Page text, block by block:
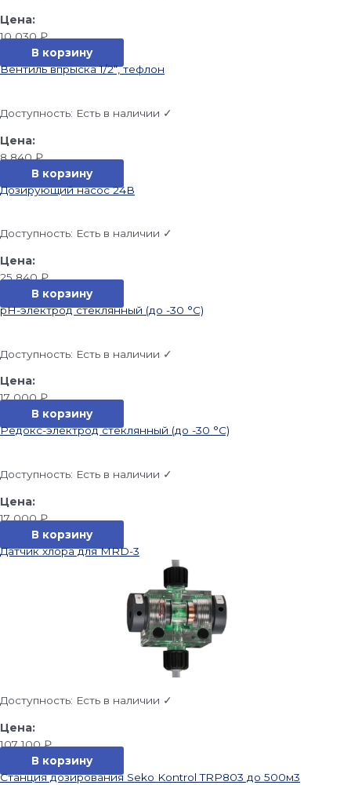
10 030₽
В корзину
Вентиль впрыска 1/2“, тефлон
Доступность: Есть в наличии ✓
8 840₽
В корзину
Дозирующий насос 24В
Доступность: Есть в наличии ✓
25 840₽
В корзину
pH-электрод стеклянный (до -30 °С)
Доступность: Есть в наличии ✓
17 000₽
В корзину
Редокс-электрод стеклянный (до -30 °С)
Доступность: Есть в наличии ✓
17 000₽
В корзину
Датчик хлора для MRD-3
Доступность: Есть в наличии ✓
107 100₽
В корзину
Станция дозирования Seko Kontrol TRP803 до 500м3